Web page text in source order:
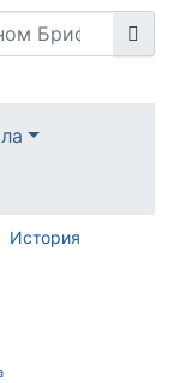
История